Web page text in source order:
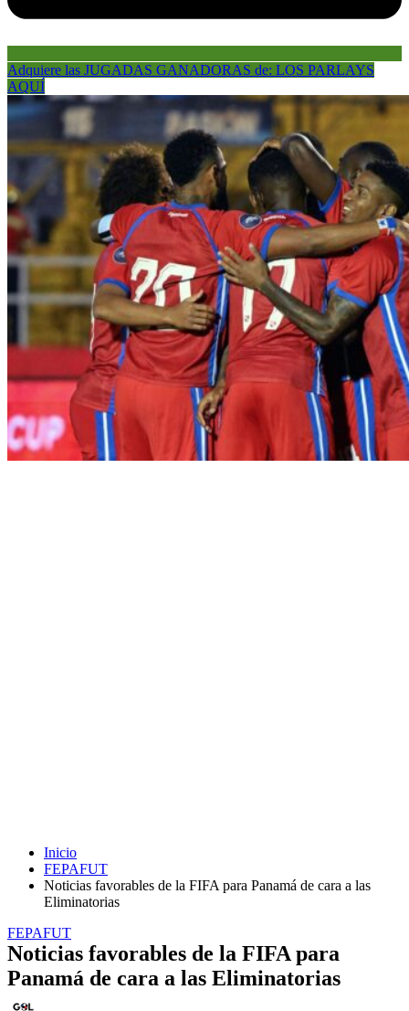
Adquiere las JUGADAS GANADORAS de: LOS PARLAYS
AQUÍ
Inicio
FEPAFUT
Noticias favorables de la FIFA para Panamá de cara a las
Eliminatorias
FEPAFUT
Noticias favorables de la FIFA para
Panamá de cara a las Eliminatorias